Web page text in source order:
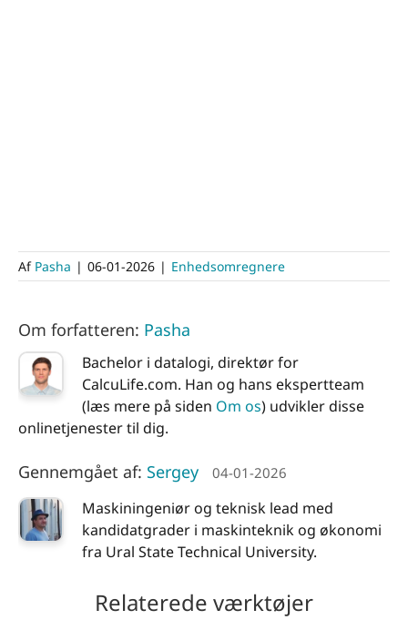
Af Pasha | 06-01-2026 | Enhedsomregnere
Om forfatteren: Pasha
Bachelor i datalogi, direktør for
CalcuLife.com. Han og hans ekspertteam
(læs mere på siden Om os) udvikler disse
onlinetjenester til dig.
Gennemgået af: Sergey 04-01-2026
Maskiningeniør og teknisk lead med
kandidatgrader i maskinteknik og økonomi
fra Ural State Technical University.
Relaterede værktøjer